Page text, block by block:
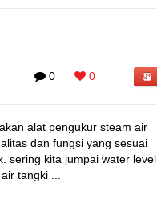
0 0
alat pengukur steam air
dan fungsi yang sesuai
sering kita jumpai water level
tangki ...